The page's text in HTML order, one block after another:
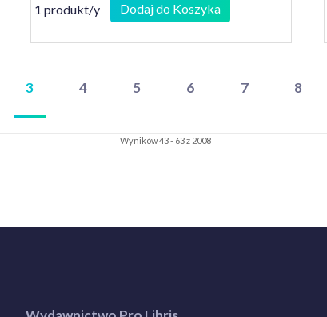
1 produkt/y Dodaj do Koszyka
3 4 5 6 7 8
Wyników 43 - 63 z 2008